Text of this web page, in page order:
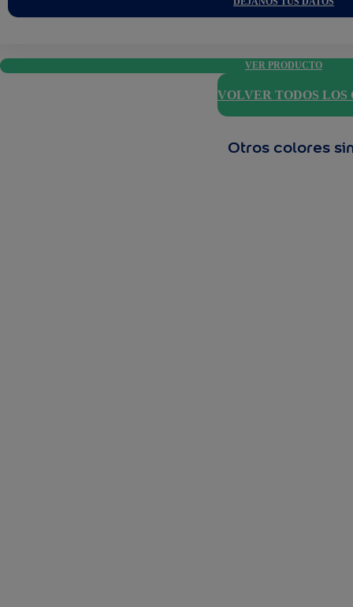
VER PRODUCTO
VOLVER TODOS LOS
Otros colores